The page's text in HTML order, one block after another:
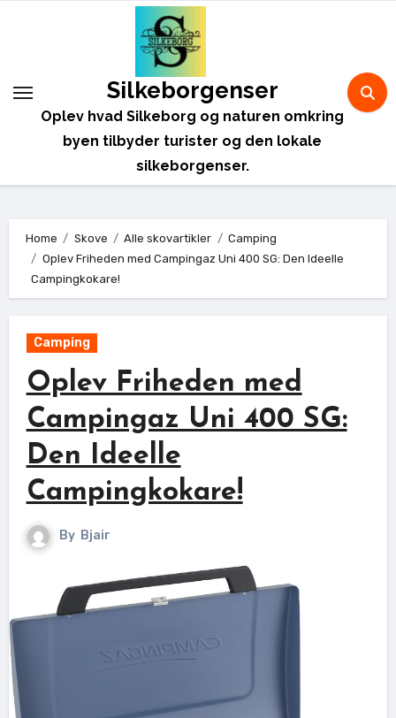
Silkeborgenser
Oplev hvad Silkeborg og naturen omkring
byen tilbyder turister og den lokale
silkeborgenser.
Home Skove Alle skovartikler
Camping
Oplev Friheden med Campingaz Uni 400 SG: Den Ideelle
Campingkokare!
Camping
Oplev Friheden med
Campingaz Uni 400 SG:
Den Ideelle
Campingkokare!
By Bjair